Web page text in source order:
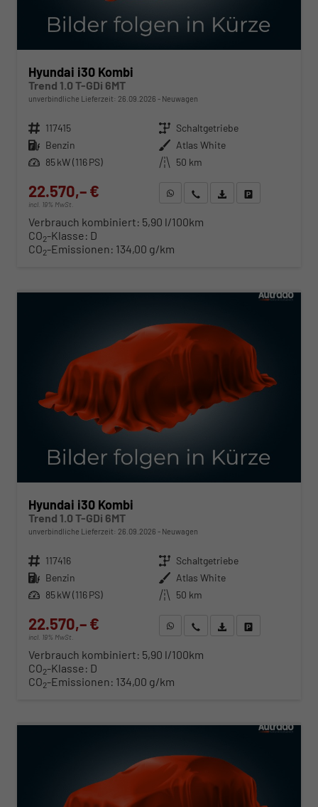
Hyundai i30 Kombi
Trend 1.0 T-GDi 6MT
unverbindliche Lieferzeit: 26.09.2026 Neuwagen
Fahrzeugnr. 117415 Getriebe Schaltgetriebe
Kraftstoff Benzin Außenfarbe Atlas White
Leistung 85 kW (116 PS) Kilometerstand 50 km
22.570,– €
incl. 19% MwSt.
WhatsApp anfragen
Wir rufen Sie anFahrzeugexposé (PDF)
Verbrauch kombiniert: 5,90 l/100km
CO2-Klasse: D
CO2-Emissionen: 134,00 g/km
Hyundai i30 Kombi
Trend 1.0 T-GDi 6MT
unverbindliche Lieferzeit: 26.09.2026 Neuwagen
Fahrzeugnr. 117416 Getriebe Schaltgetriebe
Kraftstoff Benzin Außenfarbe Atlas White
Leistung 85 kW (116 PS) Kilometerstand 50 km
22.570,– €
incl. 19% MwSt.
WhatsApp anfragen
Wir rufen Sie anFahrzeugexposé (PDF)
Verbrauch kombiniert: 5,90 l/100km
CO2-Klasse: D
CO2-Emissionen: 134,00 g/km